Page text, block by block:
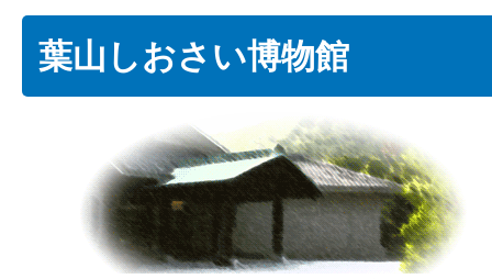
葉山しおさい博物館